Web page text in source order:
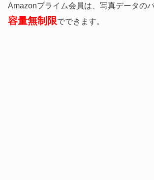
Amazonプライム会員は、写真データの
容量無制限でできます。